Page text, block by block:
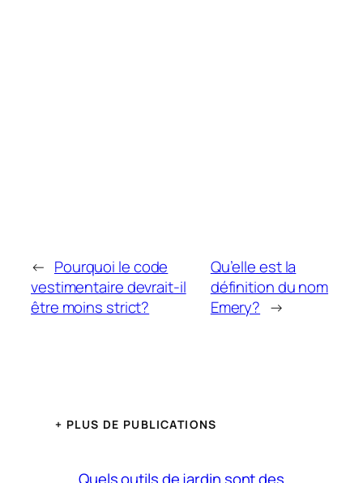
← Pourquoi le code
vestimentaire devrait-il
être moins strict?
Qu’elle est la
définition du nom
Emery? →
+ PLUS DE PUBLICATIONS